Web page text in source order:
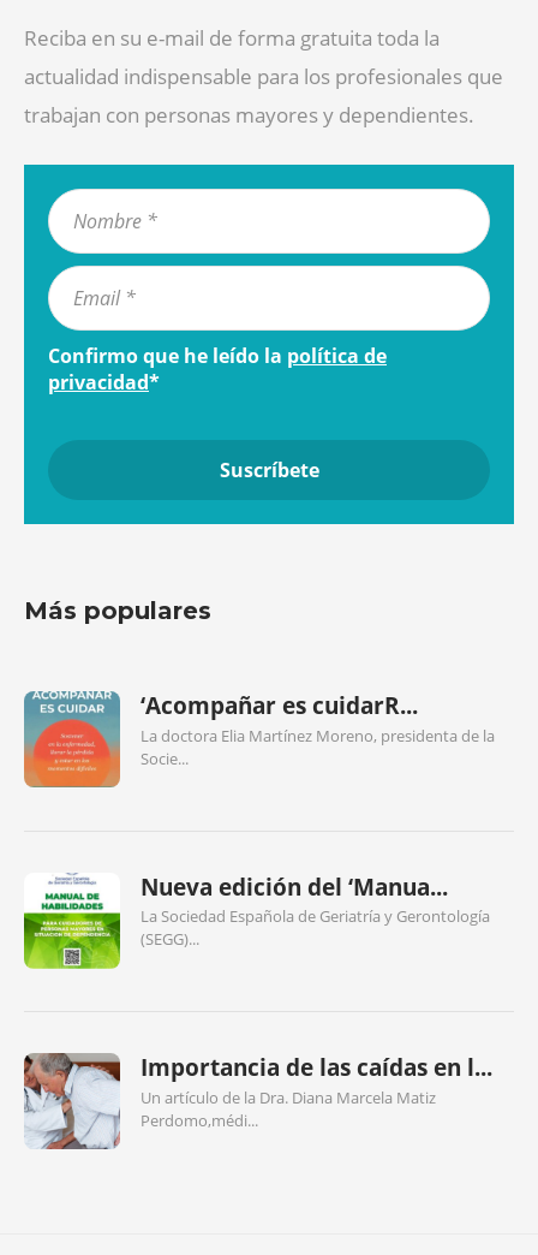
Reciba en su e-mail de forma gratuita toda la
actualidad indispensable para los profesionales que
trabajan con personas mayores y dependientes.
Confirmo que he leído la política de
privacidad*
Más populares
‘Acompañar es cuidarR...
La doctora Elia Martínez Moreno, presidenta de la
Socie...
Nueva edición del ‘Manua...
La Sociedad Española de Geriatría y Gerontología
(SEGG)...
Importancia de las caídas en l...
Un artículo de la Dra. Diana Marcela Matiz
Perdomo,médi...